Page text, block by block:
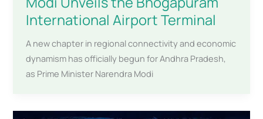
International Airport Terminal
A new chapter in regional connectivity and economic
dynamism has officially begun for Andhra Pradesh,
as Prime Minister Narendra Modi